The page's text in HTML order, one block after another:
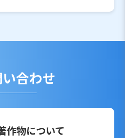
合わせ
作物について